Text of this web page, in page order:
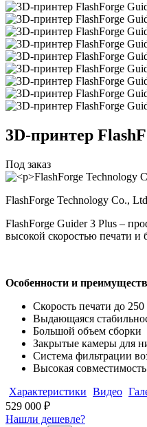
3D-принтер
Под заказ
FlashForge Technology Co., Ltd
FlashForge Guider 3 Plus –
высокой скоростью печати и
Особенности и
Скорость печати до
Выдающаяся
Большой объем сборки
Закрытые камеры для
Система фильтрации
Высокая
Характеристики Видео
529 000 ₽
Нашли дешевле?